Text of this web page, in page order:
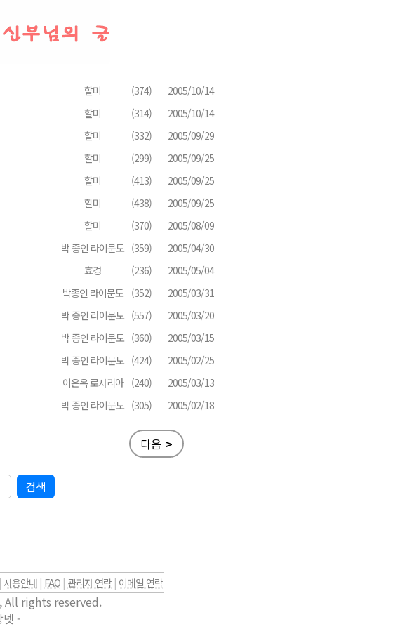
할미 (374) 2005/10/14
할미 (314) 2005/10/14
할미 (332) 2005/09/29
할미 (299) 2005/09/25
할미 (413) 2005/09/25
할미 (438) 2005/09/25
할미 (370) 2005/08/09
박 종인 라이문도 (359) 2005/04/30
효경 (236) 2005/05/04
박종인 라이문도 (352) 2005/03/31
박 종인 라이문도 (557) 2005/03/20
박 종인 라이문도 (360) 2005/03/15
박 종인 라이문도 (424) 2005/02/25
이은옥 로사리아 (240) 2005/03/13
박 종인 라이문도 (305) 2005/02/18
다음 >
| 사용안내 | FAQ | 관리자 연락 | 이메일 연락
, All rights reserved.
넷 -